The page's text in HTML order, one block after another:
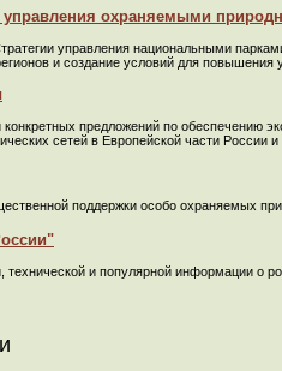
управления охраняемыми
управления национальными
и создание условий для повышения
конкретных предложений по обеспечению
сетей в Европейской части России
поддержки особо охраняемых
технической и популярной информации